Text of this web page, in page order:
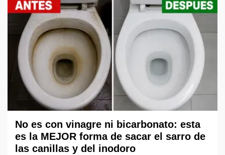
No es con vinagre ni bicarbonato: esta
es la MEJOR forma de sacar el sarro de
las canillas y del inodoro